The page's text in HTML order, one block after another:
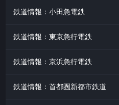
鉄道情報：小田急電鉄
鉄道情報：東京急行電鉄
鉄道情報：京浜急行電鉄
鉄道情報：首都圏新都市鉄道